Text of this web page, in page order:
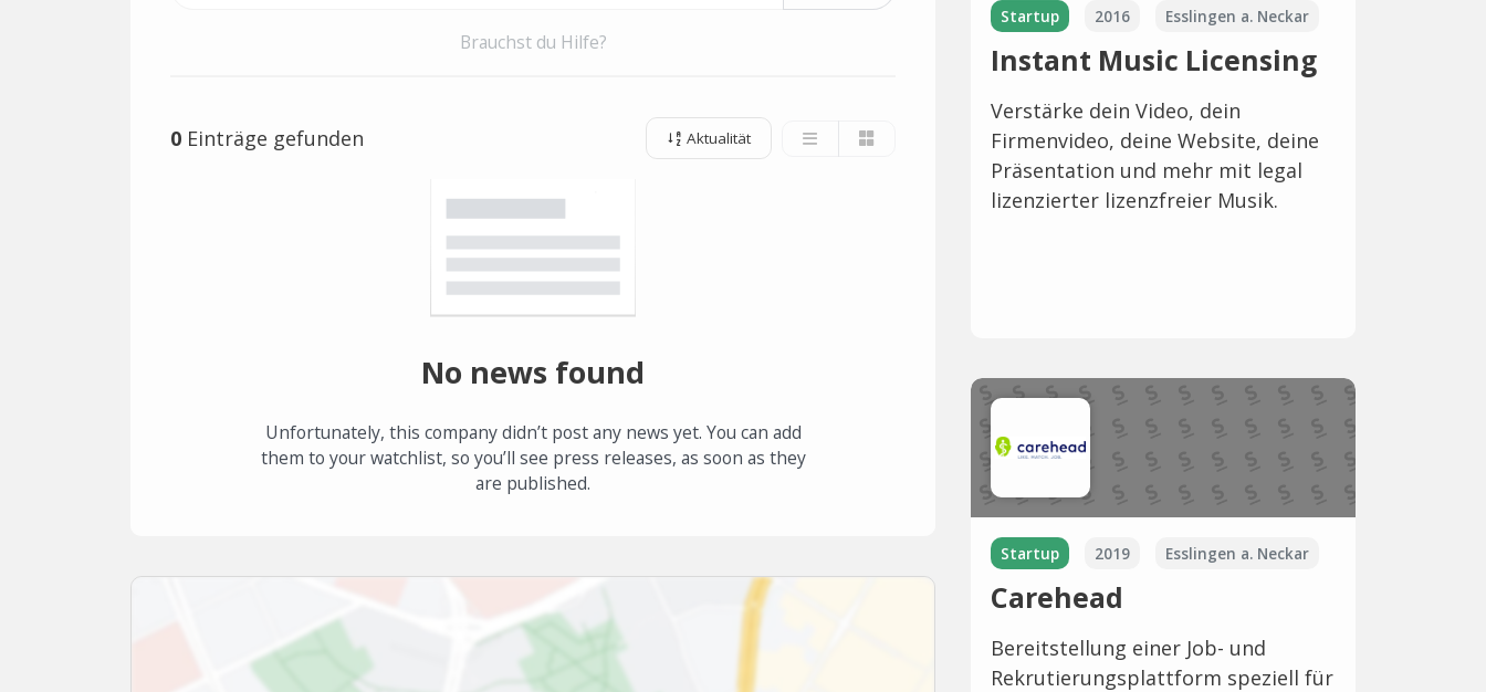
Brauchst du Hilfe?
0 Einträge gefunden Aktualität
No news found
Unfortunately, this company didn’t post any news yet. You can add
them to your watchlist, so you’ll see press releases, as soon as they
are published.
Startup 2016 Esslingen a. Neckar
Instant Music Licensing
Verstärke dein Video, dein
Firmenvideo, deine Website, deine
Präsentation und mehr mit legal
lizenzierter lizenzfreier Musik.
Startup 2019 Esslingen a. Neckar
Carehead
Bereitstellung einer Job- und
Rekrutierungsplattform speziell für